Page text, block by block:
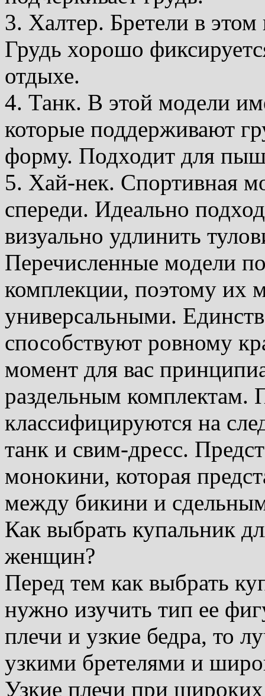
3. Халтер. Бретели в
Грудь хорошо
отдыхе.
4. Танк. В этой модели
которые поддерживают
форму. Подходит для
5. Хай-нек. Спортивная
спереди. Идеально
визуально удлинить
Перечисленные модели
комплекции, поэтому их
универсальными.
способствуют ровному
момент для вас
раздельным комплектам.
классифицируются на
танк и свим-дресс.
монокини, которая
между бикини и
Как выбрать купальник
женщин?
Перед тем как выбрать
нужно изучить тип ее
плечи и узкие бедра, то
узкими бретелями и
Узкие плечи при